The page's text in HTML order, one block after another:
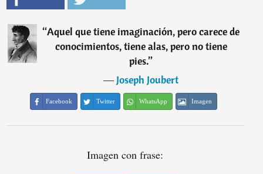
“Aquel que tiene imaginación, pero carece de
conocimientos, tiene alas, pero no tiene
pies.”
―Joseph Joubert
Facebook Twitter WhatsApp Imagen
Imagen con frase: